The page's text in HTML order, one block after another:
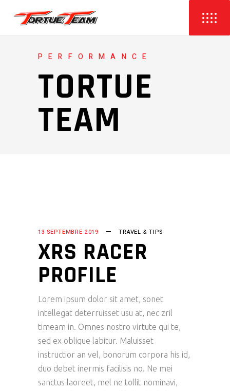
PERFORMANCE
TORTUE
TEAM
13 SEPTEMBRE 2019 TRAVEL & TIPS
XRS RACER
PROFILE
Lorem ipsum dolor sit amet, sonet
intellegat deterruisset usu at, nec zril
timeam in. Omnes nostro virtute qui te,
sed ex oblique labitur. Maluisset
instructior an vel, bonorum corpora his id,
duo debet inermis facilisis no. Ne mei
sanctus laoreet, mel ne tollit nominavi,